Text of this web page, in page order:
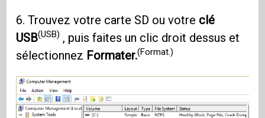
6. Trouvez votre carte SD ou votre clé
USB(USB) , puis faites un clic droit dessus et
sélectionnez Formater.(Format.)